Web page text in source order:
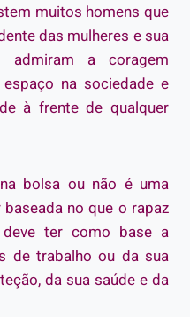
muitos homens que
das mulheres e sua
admiram a coragem
na sociedade e
à frente de qualquer
bolsa ou não é uma
no que o rapaz
ter como base a
de trabalho ou da sua
da sua saúde e da